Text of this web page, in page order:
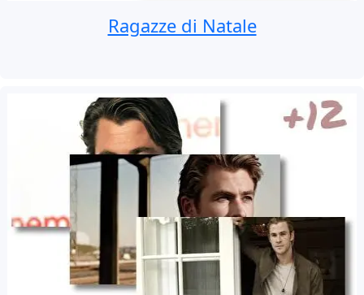
Ragazze di Natale